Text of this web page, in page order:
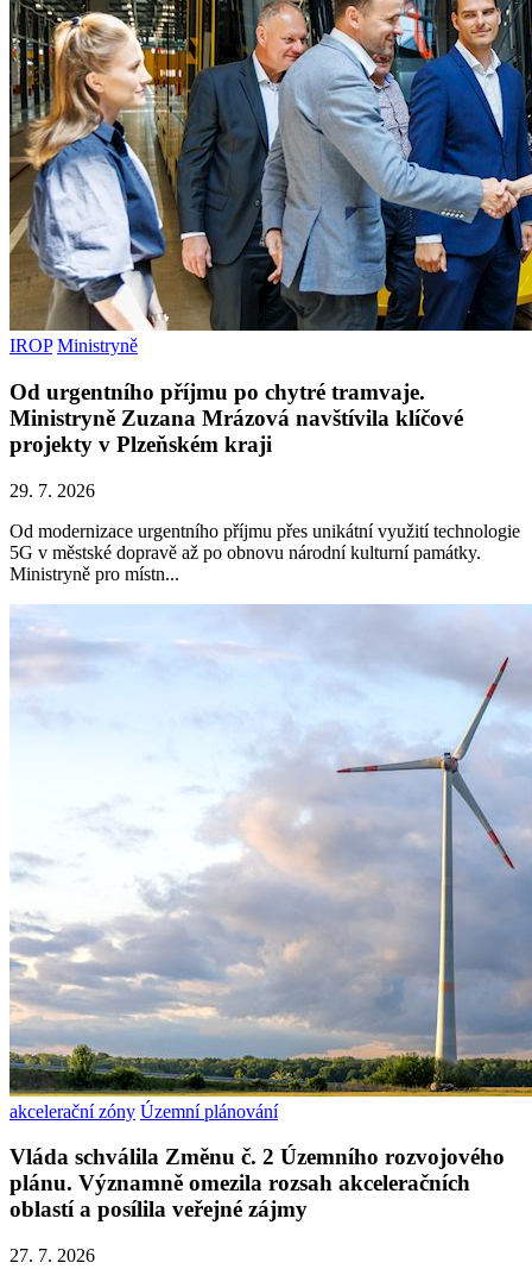
IROP Ministryně
Od urgentního příjmu po chytré tramvaje.
Ministryně Zuzana Mrázová navštívila klíčové
projekty v Plzeňském kraji
29. 7. 2026
Od modernizace urgentního příjmu přes unikátní využití technologie
5G v městské dopravě až po obnovu národní kulturní památky.
Ministryně pro místn...
akcelerační zóny Územní plánování
Vláda schválila Změnu č. 2 Územního rozvojového
plánu. Významně omezila rozsah akceleračních
oblastí a posílila veřejné zájmy
27. 7. 2026